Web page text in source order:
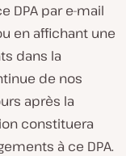
DPA par e-mail
en affichant une
dans la
de nos
après la
constituera
à ce DPA.